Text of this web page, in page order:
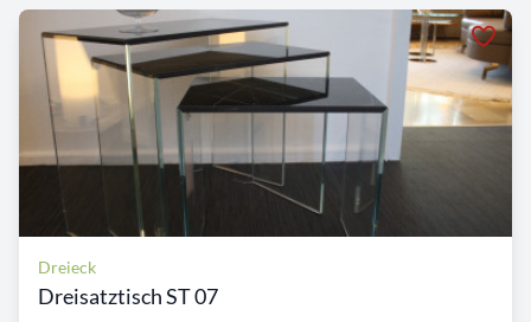
Dreieck
Dreisatztisch ST 07